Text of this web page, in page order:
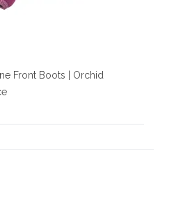
Front Boots | Orchid